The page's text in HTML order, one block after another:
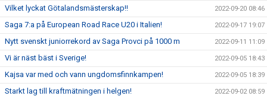
Vilket lyckat Götalandsmästerskap!! 2022-09-20 08:46
Saga 7:a på European Road Race U20 i Italien! 2022-09-17 19:07
Nytt svenskt juniorrekord av Saga Provci på 1000 m 2022-09-11 11:09
Vi är näst bäst i Sverige! 2022-09-05 18:43
Kajsa var med och vann ungdomsfinnkampen! 2022-09-05 18:39
Starkt lag till kraftmätningen i helgen! 2022-09-02 08:59